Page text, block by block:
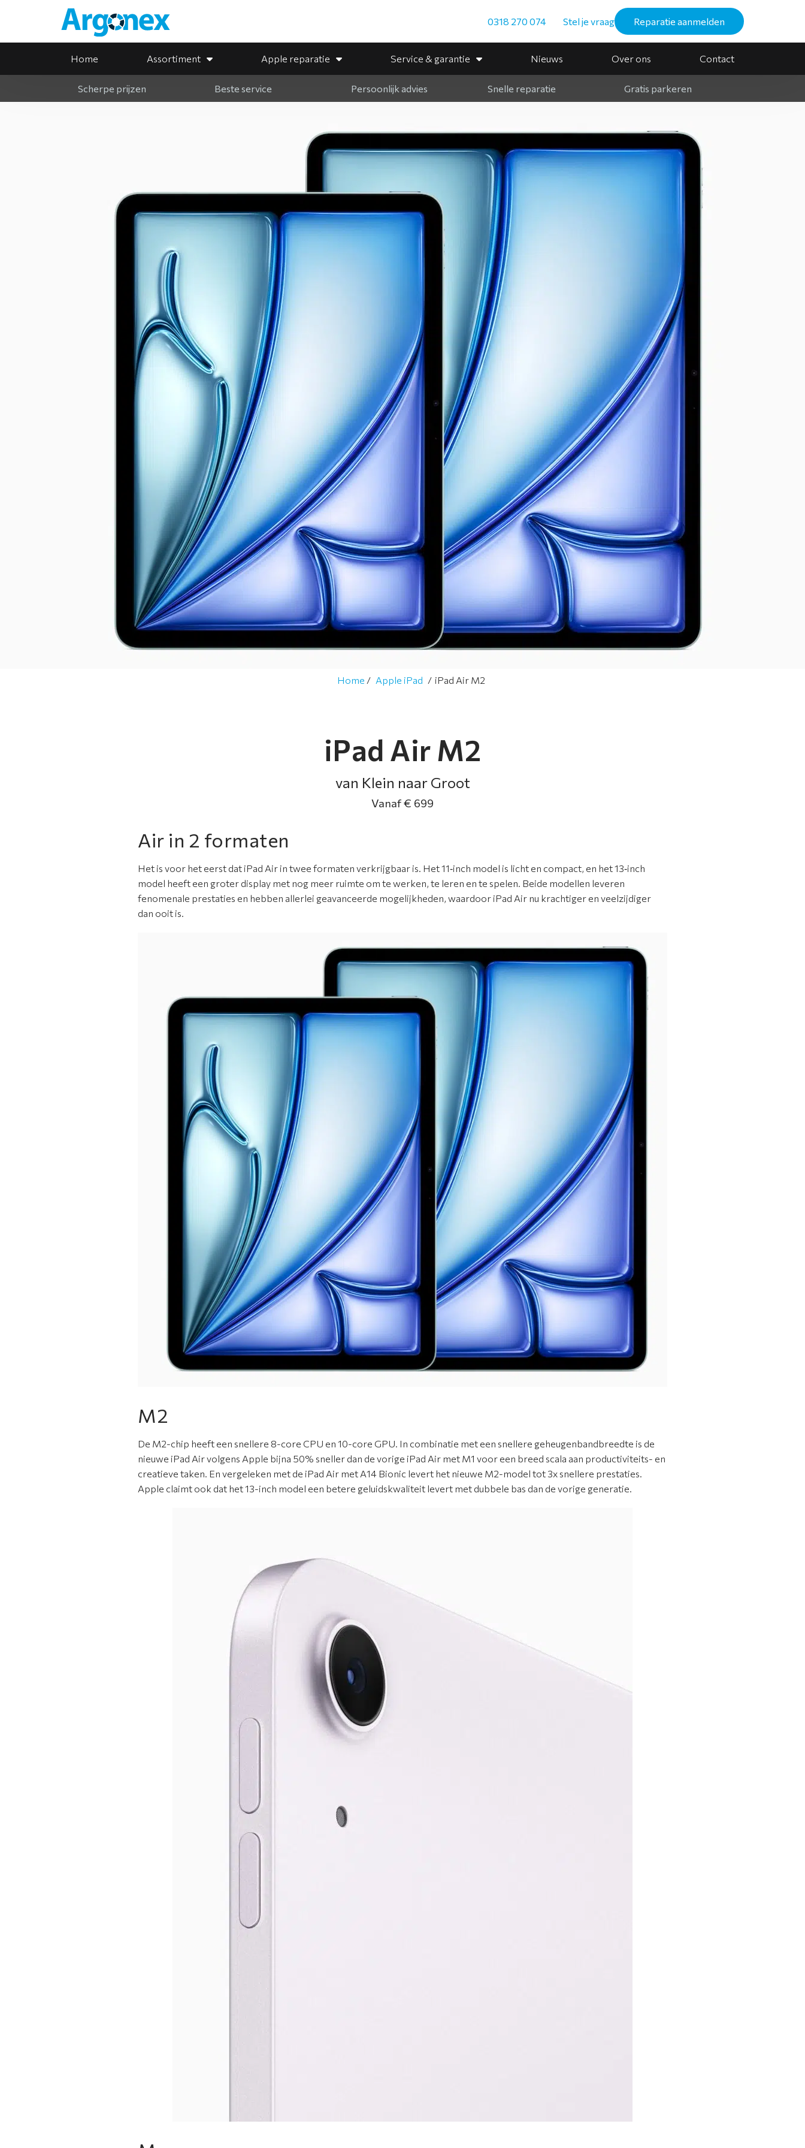
0318 270 074 Stel je vraag Reparatie aanmelden
Home Assortiment Apple reparatie Service & garantie Nieuws Over ons Contact
Scherpe prijzen Beste service Persoonlijk advies Snelle reparatie Gratis parkeren
Home Apple iPad iPad Air M2
iPad Air M2
van Klein naar Groot
Vanaf € 699
Air in 2 formaten
Het is voor het eerst dat iPad Air in twee formaten verkrijgbaar is. Het 11‑inch model is licht en compact, en het 13‑inch
model heeft een groter display met nog meer ruimte om te werken, te leren en te spelen. Beide modellen leveren
fenomenale prestaties en hebben allerlei geavanceerde mogelijkheden, waardoor iPad Air nu krachtiger en veelzijdiger
dan ooit is.
M2
De M2-chip heeft een snellere 8-core CPU en 10-core GPU. In combinatie met een snellere geheugenbandbreedte is de
nieuwe iPad Air volgens Apple bijna 50% sneller dan de vorige iPad Air met M1 voor een breed scala aan productiviteits- en
creatieve taken. En vergeleken met de iPad Air met A14 Bionic levert het nieuwe M2-model tot 3x snellere prestaties.
Apple claimt ook dat het 13-inch model een betere geluidskwaliteit levert met dubbele bas dan de vorige generatie.